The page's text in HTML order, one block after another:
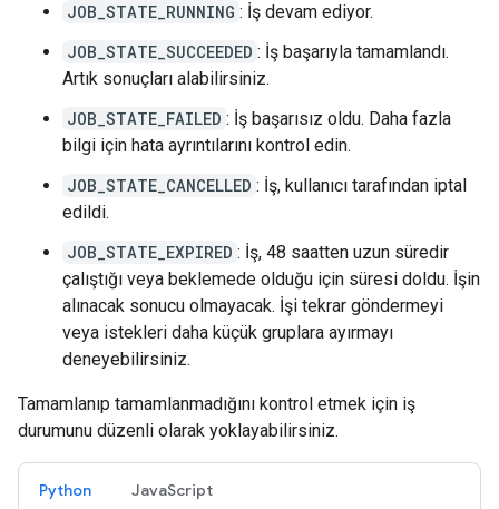
JOB_STATE_RUNNING : İş devam ediyor.
JOB_STATE_SUCCEEDED : İş başarıyla tamamlandı.
Artık sonuçları alabilirsiniz.
JOB_STATE_FAILED : İş başarısız oldu. Daha fazla
bilgi için hata ayrıntılarını kontrol edin.
JOB_STATE_CANCELLED : İş, kullanıcı tarafından iptal
edildi.
JOB_STATE_EXPIRED : İş, 48 saatten uzun süredir
çalıştığı veya beklemede olduğu için süresi doldu. İşin
alınacak sonucu olmayacak. İşi tekrar göndermeyi
veya istekleri daha küçük gruplara ayırmayı
deneyebilirsiniz.
Tamamlanıp tamamlanmadığını kontrol etmek için iş
durumunu düzenli olarak yoklayabilirsiniz.
Python JavaScript